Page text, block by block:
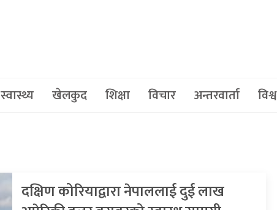
स्वास्थ्य खेलकुद शिक्षा विचार अन्तरवार्ता विश्व
दक्षिण कोरियाद्वारा नेपाललाई दुई लाख